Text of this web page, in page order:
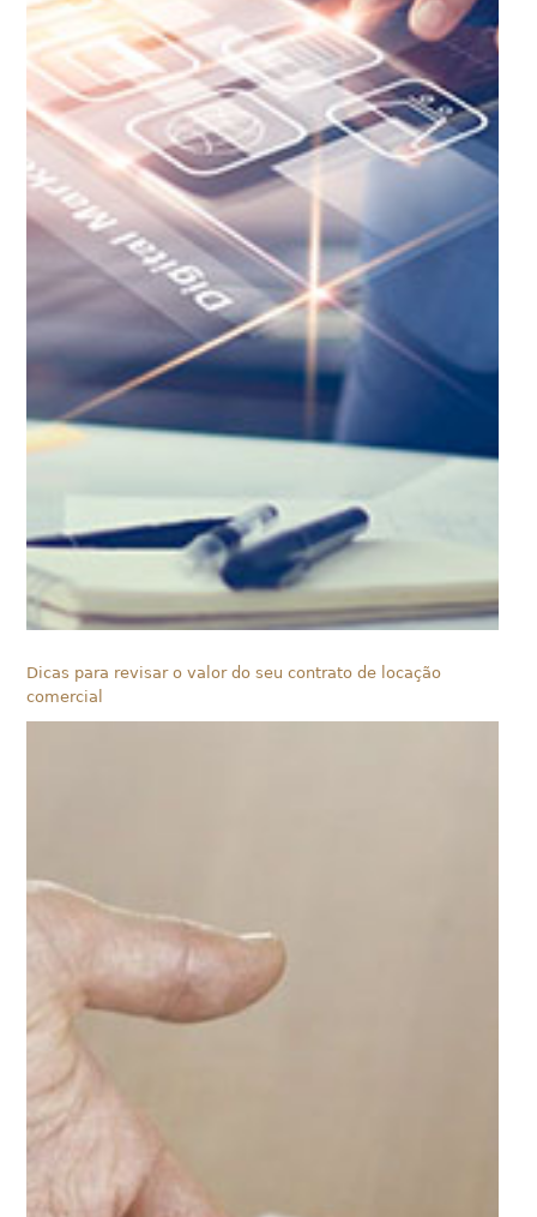
Dicas para revisar o valor do seu contrato de locação
comercial